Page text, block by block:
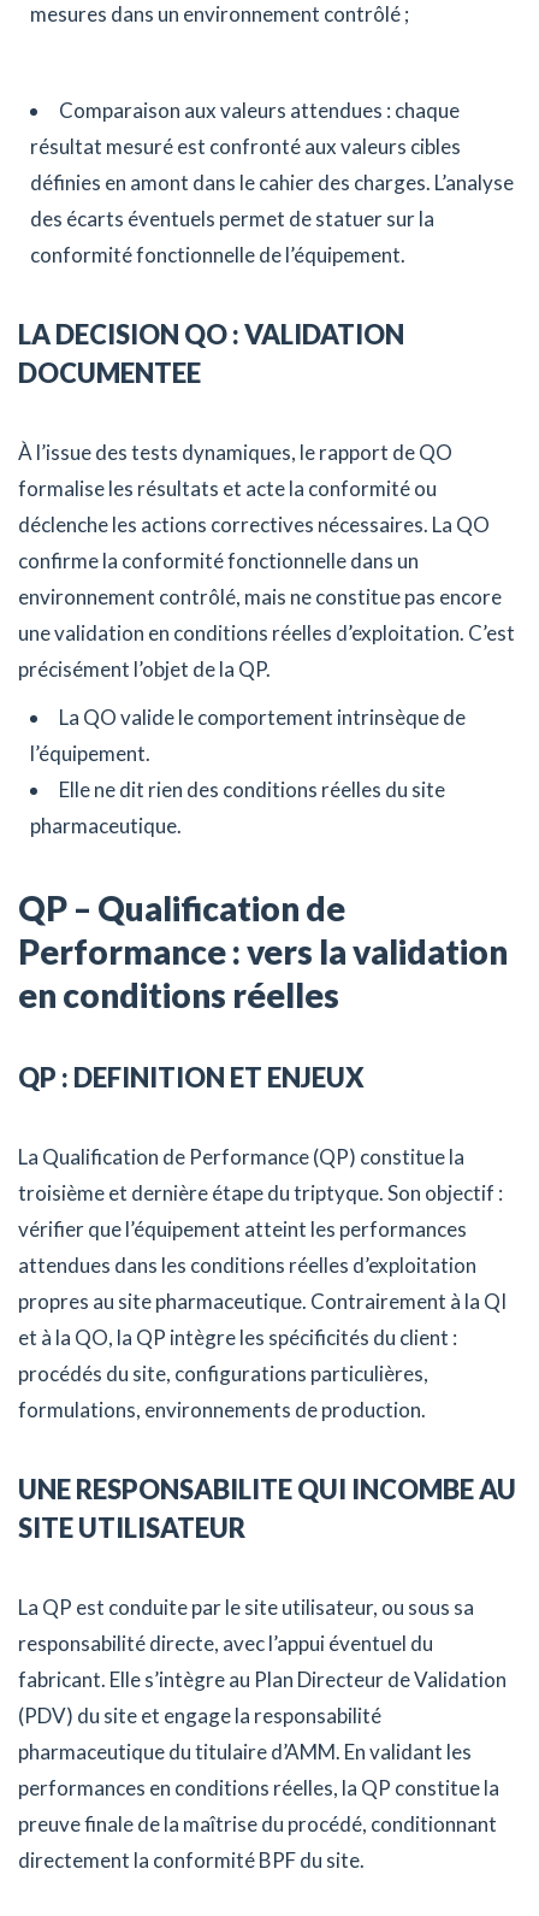
mesures dans un environnement contrôlé ;
Comparaison aux valeurs attendues : chaque
résultat mesuré est confronté aux valeurs cibles
définies en amont dans le cahier des charges. L’analyse
des écarts éventuels permet de statuer sur la
conformité fonctionnelle de l’équipement.
LA DECISION QO : VALIDATION
DOCUMENTEE
À l’issue des tests dynamiques, le rapport de QO
formalise les résultats et acte la conformité ou
déclenche les actions correctives nécessaires. La QO
confirme la conformité fonctionnelle dans un
environnement contrôlé, mais ne constitue pas encore
une validation en conditions réelles d’exploitation. C’est
précisément l’objet de la QP.
La QO valide le comportement intrinsèque de
l’équipement.
Elle ne dit rien des conditions réelles du site
pharmaceutique.
QP – Qualification de
Performance : vers la validation
en conditions réelles
QP : DEFINITION ET ENJEUX
La Qualification de Performance (QP) constitue la
troisième et dernière étape du triptyque. Son objectif :
vérifier que l’équipement atteint les performances
attendues dans les conditions réelles d’exploitation
propres au site pharmaceutique. Contrairement à la QI
et à la QO, la QP intègre les spécificités du client :
procédés du site, configurations particulières,
formulations, environnements de production.
UNE RESPONSABILITE QUI INCOMBE AU
SITE UTILISATEUR
La QP est conduite par le site utilisateur, ou sous sa
responsabilité directe, avec l’appui éventuel du
fabricant. Elle s’intègre au Plan Directeur de Validation
(PDV) du site et engage la responsabilité
pharmaceutique du titulaire d’AMM. En validant les
performances en conditions réelles, la QP constitue la
preuve finale de la maîtrise du procédé, conditionnant
directement la conformité BPF du site.